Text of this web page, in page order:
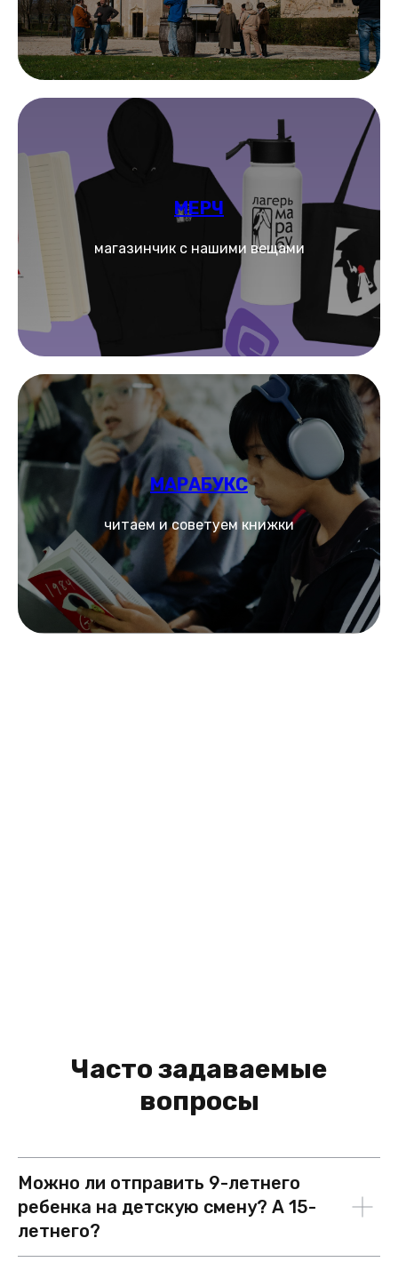
МЕРЧ
магазинчик с нашими вещами
МАРАБУКС
читаем и советуем книжки
Часто задаваемые
вопросы
Можно ли отправить 9-летнего
ребенка на детскую смену? А 15-
летнего?